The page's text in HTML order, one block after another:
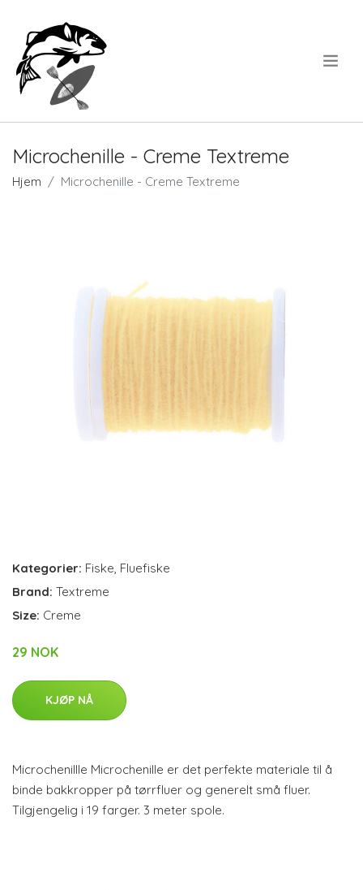
Microchenille - Creme Textreme
Hjem Microchenille - Creme Textreme
Kategorier: Fiske, Fluefiske
Brand: Textreme
Size: Creme
29 NOK
KJØP NÅ
Microchenillle Microchenille er det perfekte materiale til å
binde bakkropper på tørrfluer og generelt små fluer.
Tilgjengelig i 19 farger. 3 meter spole.